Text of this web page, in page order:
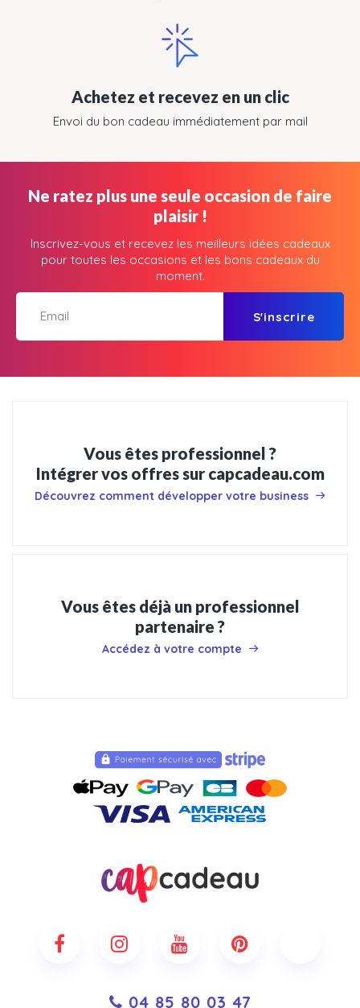
Achetez et recevez en un clic
Envoi du bon cadeau immédiatement par mail
Ne ratez plus une seule occasion de faire
plaisir !
Inscrivez-vous et recevez les meilleurs idées cadeaux
pour toutes les occasions et les bons cadeaux du
moment.
S'inscrire
Vous êtes professionnel ?
Intégrer vos offres sur capcadeau.com
Découvrez comment développer votre business
Vous êtes déjà un professionnel
partenaire ?
Accédez à votre compte
04 85 80 03 47